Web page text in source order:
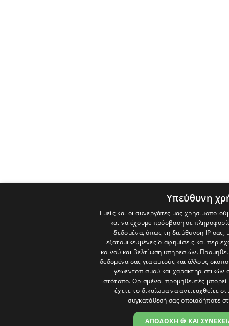
Υπεύθυνη
Εμείς και οι συνεργάτες μας
και να έχουμε πρόσβαση σε
δεδομένα, όπως τη διεύθυνση IP σας,
εξατομικευμένες διαφημίσεις και
κοινού και βελτίωση υπηρεσιών.
δεδομένα σας για αυτούς και άλλους
γεωεντοπισμού και χαρακτηριστικών
ιστότοπο. Ορισμένοι προμηθευτές
έχετε το δικαίωμα να αντιταχθείτε
συγκατάθεσή σας οποιαδήποτε
ΑΠΟΔΟΧΗ 🍪 ΚΑΙ